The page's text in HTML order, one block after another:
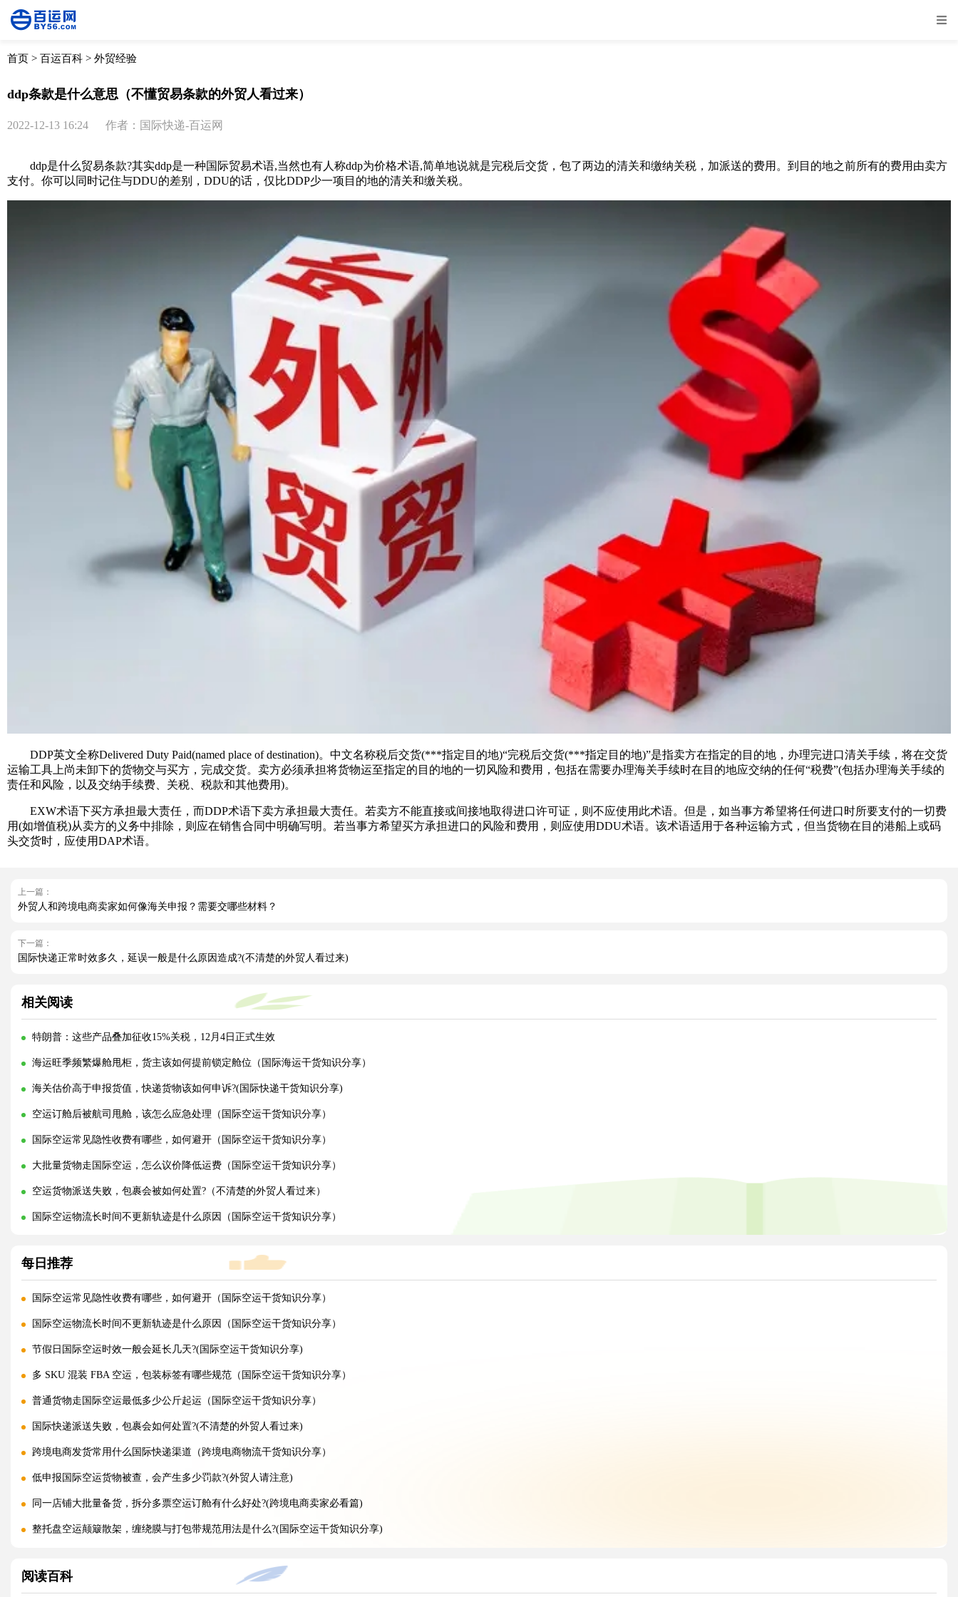
首页 > 百运百科 > 外贸经验
ddp条款是什么意思（不懂贸易条款的外贸人看过来）
2022-12-13 16:24 作者：国际快递-百运网
ddp是什么贸易条款?其实ddp是一种国际贸易术语,当然也有人称ddp为价格术语,简单地说就是完税后交货，包了两边的清关和缴纳关税，加派送的费用。到目的地之前所有的费用由卖方
支付。你可以同时记住与DDU的差别，DDU的话，仅比DDP少一项目的地的清关和缴关税。
DDP英文全称Delivered Duty Paid(named place of destination)。中文名称税后交货(***指定目的地)“完税后交货(***指定目的地)”是指卖方在指定的目的地，办理完进口清关手续，将在交货
运输工具上尚未卸下的货物交与买方，完成交货。卖方必须承担将货物运至指定的目的地的一切风险和费用，包括在需要办理海关手续时在目的地应交纳的任何“税费”(包括办理海关手续的
责任和风险，以及交纳手续费、关税、税款和其他费用)。
EXW术语下买方承担最大责任，而DDP术语下卖方承担最大责任。若卖方不能直接或间接地取得进口许可证，则不应使用此术语。但是，如当事方希望将任何进口时所要支付的一切费
用(如增值税)从卖方的义务中排除，则应在销售合同中明确写明。若当事方希望买方承担进口的风险和费用，则应使用DDU术语。该术语适用于各种运输方式，但当货物在目的港船上或码
头交货时，应使用DAP术语。
上一篇：
外贸人和跨境电商卖家如何像海关申报？需要交哪些材料？
下一篇：
国际快递正常时效多久，延误一般是什么原因造成?(不清楚的外贸人看过来)
相关阅读
特朗普：这些产品叠加征收15%关税，12月4日正式生效
海运旺季频繁爆舱甩柜，货主该如何提前锁定舱位（国际海运干货知识分享）
海关估价高于申报货值，快递货物该如何申诉?(国际快递干货知识分享)
空运订舱后被航司甩舱，该怎么应急处理（国际空运干货知识分享）
国际空运常见隐性收费有哪些，如何避开（国际空运干货知识分享）
大批量货物走国际空运，怎么议价降低运费（国际空运干货知识分享）
空运货物派送失败，包裹会被如何处置?（不清楚的外贸人看过来）
国际空运物流长时间不更新轨迹是什么原因（国际空运干货知识分享）
每日推荐
国际空运常见隐性收费有哪些，如何避开（国际空运干货知识分享）
国际空运物流长时间不更新轨迹是什么原因（国际空运干货知识分享）
节假日国际空运时效一般会延长几天?(国际空运干货知识分享)
多 SKU 混装 FBA 空运，包装标签有哪些规范（国际空运干货知识分享）
普通货物走国际空运最低多少公斤起运（国际空运干货知识分享）
国际快递派送失败，包裹会如何处置?(不清楚的外贸人看过来)
跨境电商发货常用什么国际快递渠道（跨境电商物流干货知识分享）
低申报国际空运货物被查，会产生多少罚款?(外贸人请注意)
同一店铺大批量备货，拆分多票空运订舱有什么好处?(跨境电商卖家必看篇)
整托盘空运颠簸散架，缠绕膜与打包带规范用法是什么?(国际空运干货知识分享)
多国中转空运，过境海关查验该如何配合举证（国际空运干货知识分享）
阅读百科